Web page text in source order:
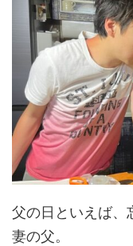
父の日といえば、
妻の父。